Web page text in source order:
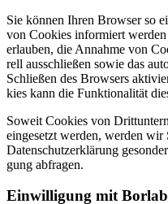
Sie können Ihren Browser so
von Coo­kies infor­miert
erlauben, die Annahme von
rell aus­schließen sowie das
Schließen des Brow­sers
kies kann die Funk­tio­na­lität
Soweit Coo­kies von
ein­ge­setzt werden, werden wir
Daten­schutz­er­klä­rung
gung abfragen.
Ein­wil­li­gung mit